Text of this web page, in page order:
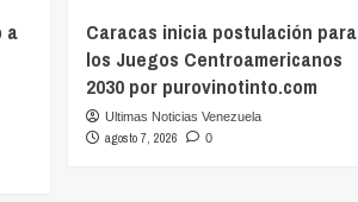
a
Caracas inicia postulación para
los Juegos Centroamericanos
2030 por purovinotinto.com
Ultimas Noticias Venezuela
agosto 7, 2026 0